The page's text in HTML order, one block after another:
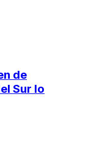
de
Sur lo